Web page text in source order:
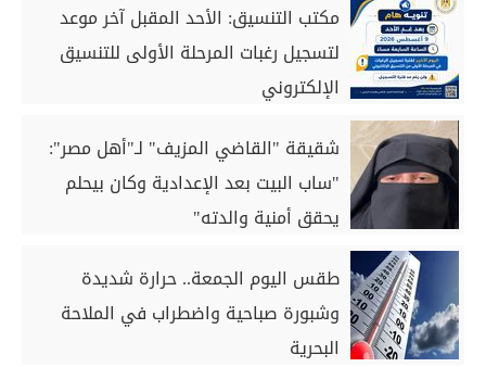
مكتب التنسيق: الأحد المقبل آخر موعد
لتسجيل رغبات المرحلة الأولى للتنسيق
الإلكتروني
شقيقة "القاضي المزيف" لـ"أهل مصر":
"ساب البيت بعد الإعدادية وكان بيحلم
يحقق أمنية والدته"
طقس اليوم الجمعة.. حرارة شديدة
وشبورة صباحية واضطراب في الملاحة
البحرية